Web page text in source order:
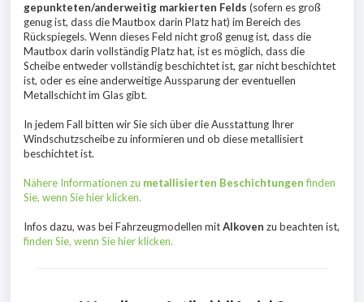
gepunkteten/anderweitig markierten Felds (sofern es groß
genug ist, dass die Mautbox darin Platz hat) im Bereich des
Rückspiegels. Wenn dieses Feld nicht groß genug ist, dass die
Mautbox darin vollständig Platz hat, ist es möglich, dass die
Scheibe entweder vollständig beschichtet ist, gar nicht beschichtet
ist, oder es eine anderweitige Aussparung der eventuellen
Metallschicht im Glas gibt.
In jedem Fall bitten wir Sie sich über die Ausstattung Ihrer
Windschutzscheibe zu informieren und ob diese metallisiert
beschichtet ist.
Nähere Informationen zu metallisierten Beschichtungenfinden
Sie, wenn Sie hier klicken.
Infos dazu, was bei Fahrzeugmodellen mitAlkoven zu beachten ist,
finden Sie, wenn Sie hier klicken.